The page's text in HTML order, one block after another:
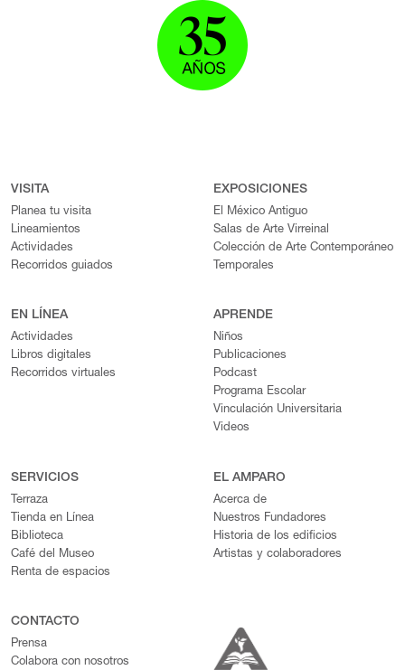
VISITA
Planea tu visita
Lineamientos
Actividades
Recorridos guiados
EXPOSICIONES
El México Antiguo
Salas de Arte Virreinal
Colección de Arte Contemporáneo
Temporales
EN LÍNEA
Actividades
Libros digitales
Recorridos virtuales
APRENDE
Niños
Publicaciones
Podcast
Programa Escolar
Vinculación Universitaria
Videos
SERVICIOS
Terraza
Tienda en Línea
Biblioteca
Café del Museo
Renta de espacios
EL AMPARO
Acerca de
Nuestros Fundadores
Historia de los edificios
Artistas y colaboradores
CONTACTO
Prensa
Colabora con nosotros